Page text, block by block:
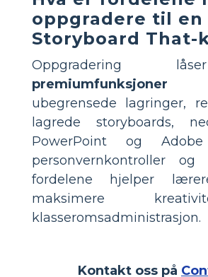
oppgradere til
Storyboard That-
Oppgradering
premiumfunksjoner
ubegrensede lagringer,
lagrede storyboards,
PowerPoint og Adobe
personvernkontroller og
fordelene hjelper
maksimere
klasseromsadministrasjon.
Kontakt oss på